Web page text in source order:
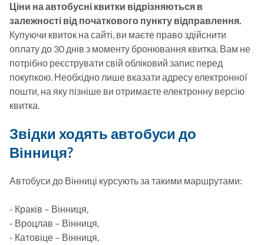
Ціни на автобусні квитки відрізняються в
Купуючи квиток на сайті, ви маєте право здійснити
оплату до 30 днів з моменту бронювання квитка. Вам не
потрібно реєструвати свій обліковий запис перед
покупкою. Необхідно лише вказати адресу електронної
пошти, на яку пізніше ви отримаєте електронну версію
квитка.
Звідки ходять автобуси до
Вінниця?
Автобуси до Вінниці курсують за такими маршрутами:
- Краків – Вінниця,
- Вроцлав – Вінниця,
- Катовіце – Вінниця,